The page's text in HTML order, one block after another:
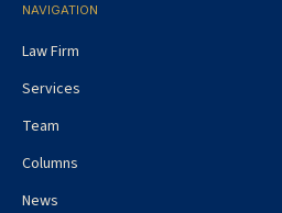
NAVIGATION
Law Firm
Services
Team
Columns
News